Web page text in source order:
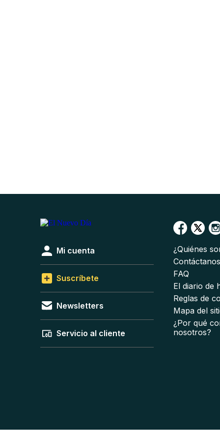
Mi cuenta
Suscríbete
Newsletters
Servicio al cliente
¿Quiénes
Contáctanos
FAQ
El diario de
Reglas de
Mapa del
¿Por qué
nosotros?